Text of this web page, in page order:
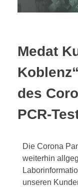
Medat
des
PCR-
Die Corona
weiterhin
unseren